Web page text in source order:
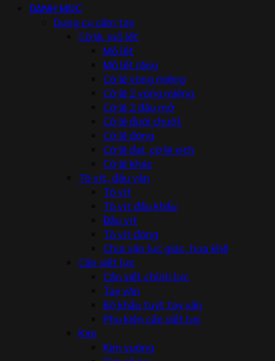
DANH MỤC
Dụng cụ cầm tay
Cờ lê, mỏ lết
Mỏ lết
Mỏ lết răng
Cờ lê vòng miệng
Cờ lê 2 vòng miệng
Cờ lê 2 đầu mở
Cờ lê đuôi chuột
Cờ lê đóng
Cờ lê đai, cờ lê xích
Cờ lê khác
Tô vít, đầu vặn
Tô vít
Tô vít đầu khẩu
Đầu vít
Tô vít đóng
Chìa vặn lục giác, hoa khế
Cần siết lực
Cần siết chỉnh lực
Tay vặn
Bộ khẩu tuýt tay vặn
Phụ kiện cần siết lực
Kìm
Kìm vuông